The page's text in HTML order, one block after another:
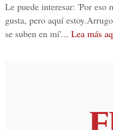
Le puede interesar: 'Por eso
gusta, pero aquí
se suben en mí'... Lea más